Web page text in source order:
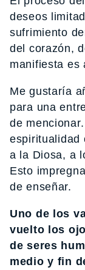
deseos
sufrimiento
del corazón,
manifiesta es
Me gustaría
para una
de
espiritualidad
a la Diosa, a
Esto
de enseñar.
Uno de los
vuelto los
de seres
medio y fin